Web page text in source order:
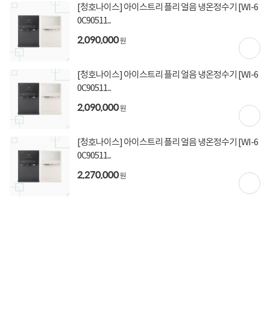
[청호나이스] 아이스트리 플리 얼음 냉온정수기 [WI-6
0C90511...
2,090,000원
[청호나이스] 아이스트리 플리 얼음 냉온정수기 [WI-6
0C90511...
2,090,000원
[청호나이스] 아이스트리 플리 얼음 냉온정수기 [WI-6
0C90511...
2,270,000원